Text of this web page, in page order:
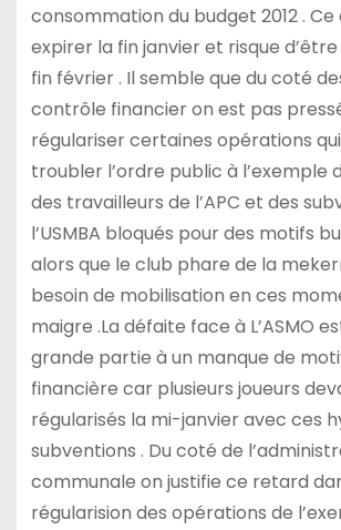
consommation du budget 2012 .
expirer la fin janvier et risque
fin février . Il semble que du coté
contrôle financier on est pas
régulariser certaines opérations
troubler l’ordre public à l’exemple
des travailleurs de l’APC et des
l’USMBA bloqués pour des motifs
alors que le club phare de la
besoin de mobilisation en ces
maigre .La défaite face à L’ASMO
grande partie à un manque de
financière car plusieurs joueurs
régularisés la mi-janvier avec ces
subventions . Du coté de
communale on justifie ce retard
régularision des opérations de